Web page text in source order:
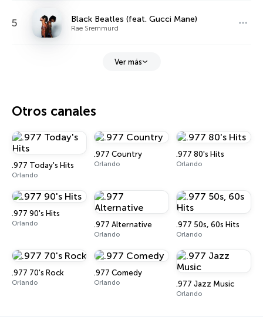
5 Black Beatles (feat. Gucci Mane)
Rae Sremmurd
Ver más
Otros canales
.977 Today's Hits
Orlando
.977 Country
Orlando
.977 80's Hits
Orlando
.977 90's Hits
Orlando .977 Alternative
Orlando
.977 50s, 60s Hits
Orlando
.977 70's Rock
Orlando
.977 Comedy
Orlando .977 Jazz Music
Orlando